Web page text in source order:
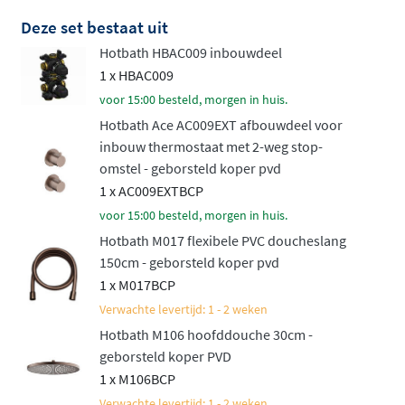
doucheset die niet alleen functioneel is, maar ook een
luxueuze uitstraling heeft die perfect past in elke
moderne badkamer. Uw dagelijkse doucheroutine
wordt er meteen een stuk aangenamer op.
Verkiest u een mengkraan boven een thermostaat?
Ontdek dan deHotbath ACE inbouw doucheset met
mengkraan
Deze set bestaat uit
Hotbath HBAC009 inbouwdeel
1 x HBAC009
voor 15:00 besteld, morgen in huis.
Hotbath Ace AC009EXT afbouwdeel voor
inbouw thermostaat met 2-weg stop-
omstel - geborsteld koper pvd
1 x AC009EXTBCP
voor 15:00 besteld, morgen in huis.
Hotbath M017 flexibele PVC doucheslang
150cm - geborsteld koper pvd
1 x M017BCP
Verwachte levertijd: 1 - 2 weken
Hotbath M106 hoofddouche 30cm -
geborsteld koper PVD
1 x M106BCP